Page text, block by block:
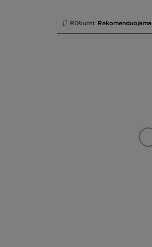
Rūšiuoti: Rekomenduojama